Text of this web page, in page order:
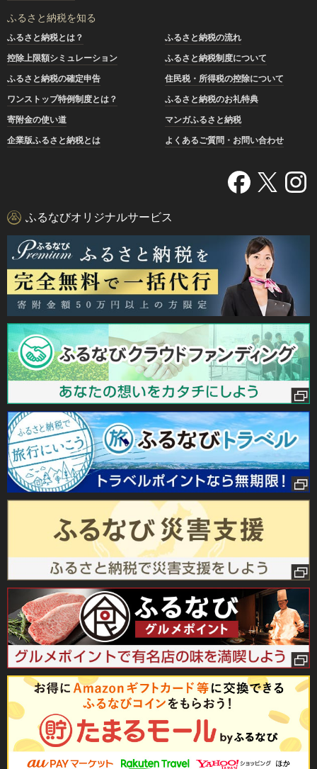
ふるさと納税を知る
ふるさと納税とは？
ふるさと納税の流れ
控除上限額シミュレーション
ふるさと納税制度について
ふるさと納税の確定申告
住民税・所得税の控除について
ワンストップ特例制度とは？
ふるさと納税のお礼特典
寄附金の使い道
マンガふるさと納税
企業版ふるさと納税とは
よくあるご質問・お問い合わせ
ふるなびオリジナルサービス